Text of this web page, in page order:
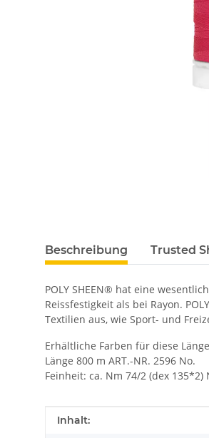
Beschreibung Trusted
POLY SHEEN® hat eine
Reissfestigkeit als bei Rayon.
Textilien aus, wie Sport- und
Erhältliche Farben für diese
Länge 800 m ART.-NR. 2596 No.
Feinheit: ca. Nm 74/2 (dex 135*2)
Produkteigenschaft
Wert
Inhalt: